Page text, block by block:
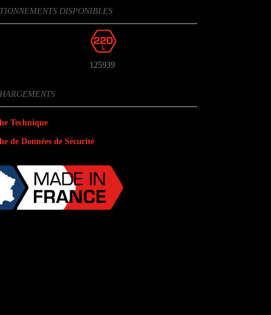
DISPONIBLES
125939
Technique
de Données de Sécurité